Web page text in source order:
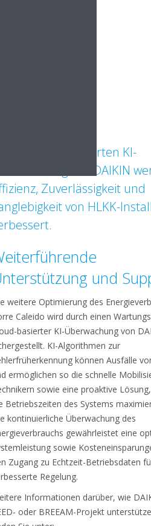
Mit der Cloud-basierten KI-
Überwachung von DAIKIN
Zuverlässigkeit und
von HLKK-
und
weitere Optimierung des
Caleido wird durch einen
basierter KI-Überwachung von
KI-Algorithmen zur
können Ausfälle
ermöglichen so die schnelle
sowie eine proaktive
Betriebszeiten des Systems
kontinuierliche Überwachung des
gewährleistet eine
sowie
Zugang zu Echtzeit-Betriebsdaten
Regelung.
Informationen darüber, wie
oder BREEAM-Projekt